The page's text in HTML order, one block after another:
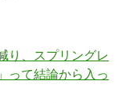
り、スプリングレ
って結論から入っ